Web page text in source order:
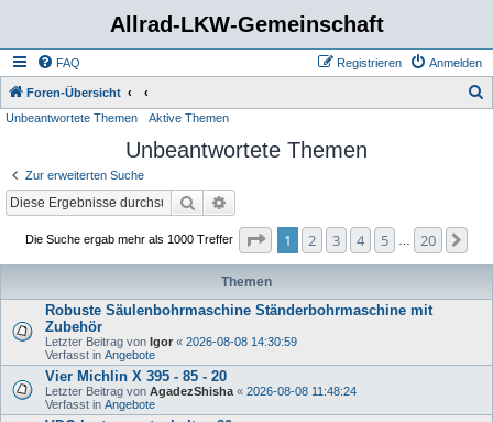
Allrad-LKW-Gemeinschaft
FAQ Anmelden
Registrieren
Foren-Übersicht
Unbeantwortete Themen Aktive Themen
Unbeantwortete Themen
Zur erweiterten Suche
Suche
Die Suche ergab mehr als 1000 Treffer Seite von
1 2 3 4 5 20
Themen
Robuste Säulenbohrmaschine Ständerbohrmaschine mit
Zubehör
Letzter Beitrag von Igor « 2026-08-08 14:30:59
Verfasst in Angebote
Vier Michlin X 395 - 85 - 20
Letzter Beitrag von AgadezShisha « 2026-08-08 11:48:24
Verfasst in Angebote